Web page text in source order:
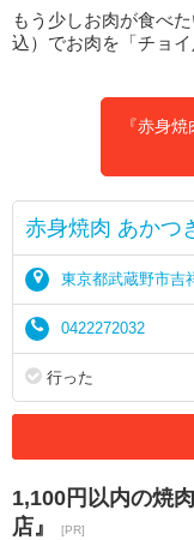
もう少しお肉が食べ
込）でお肉を「チョ
『赤身
赤身焼肉 あかつ
東京都武蔵野市吉
0422272032
行った
1,100円以内の焼
店』
[PR]